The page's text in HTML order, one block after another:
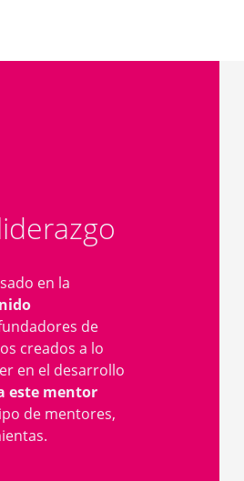
en la
de
creados a lo
en el desarrollo
este mentor
de mentores,